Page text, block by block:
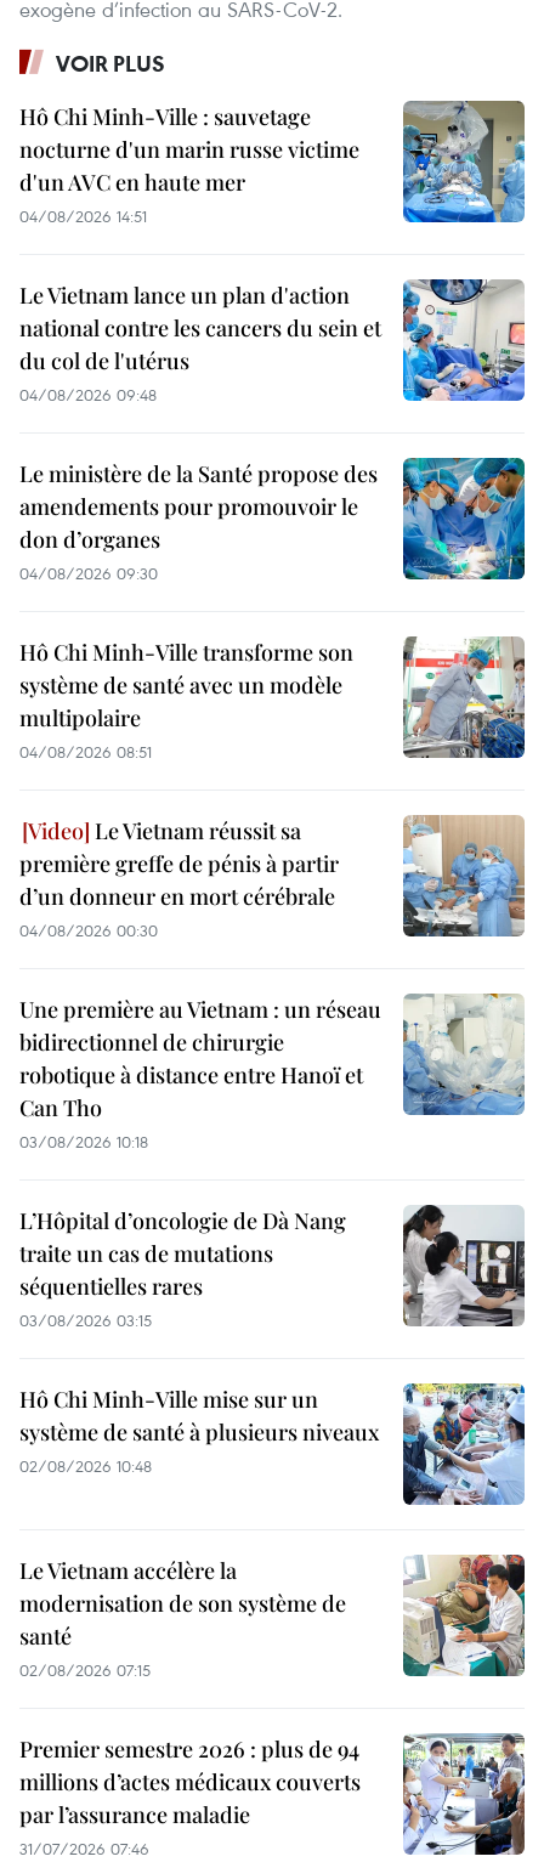
exogène d’infection au SARS-CoV-2.
VOIR PLUS
Hô Chi Minh-Ville : sauvetage
nocturne d'un marin russe victime
d'un AVC en haute mer
04/08/2026 14:51
Le Vietnam lance un plan d'action
national contre les cancers du sein et
du col de l'utérus
04/08/2026 09:48
Le ministère de la Santé propose des
amendements pour promouvoir le
don d’organes
04/08/2026 09:30
Hô Chi Minh-Ville transforme son
système de santé avec un modèle
multipolaire
04/08/2026 08:51
Le Vietnam réussit sa
première greffe de pénis à partir
d’un donneur en mort cérébrale
04/08/2026 00:30
Une première au Vietnam : un réseau
bidirectionnel de chirurgie
robotique à distance entre Hanoï et
Can Tho
03/08/2026 10:18
L’Hôpital d’oncologie de Dà Nang
traite un cas de mutations
séquentielles rares
03/08/2026 03:15
Hô Chi Minh-Ville mise sur un
système de santé à plusieurs niveaux
02/08/2026 10:48
Le Vietnam accélère la
modernisation de son système de
santé
02/08/2026 07:15
Premier semestre 2026 : plus de 94
millions d’actes médicaux couverts
par l’assurance maladie
31/07/2026 07:46